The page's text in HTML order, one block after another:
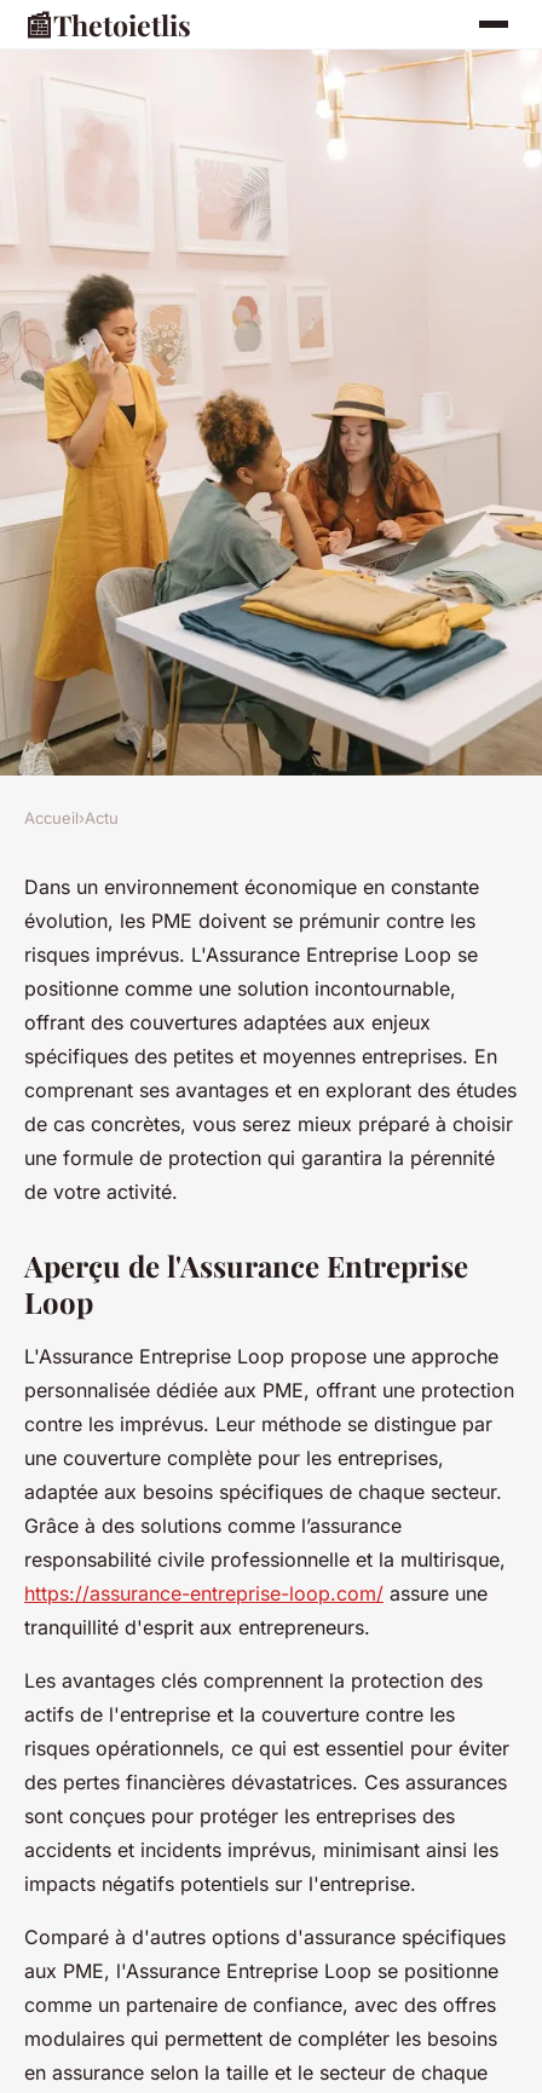
📰Thetoietlis
Assurance Entreprise Loop : le
guide incontournable pour les
PME
Théo•20 mars 2025•3 min de lecture
Accueil›Actu
Dans un environnement économique en constante
évolution, les PME doivent se prémunir contre les
risques imprévus. L'Assurance Entreprise Loop se
positionne comme une solution incontournable,
offrant des couvertures adaptées aux enjeux
spécifiques des petites et moyennes entreprises. En
comprenant ses avantages et en explorant des études
de cas concrètes, vous serez mieux préparé à choisir
une formule de protection qui garantira la pérennité
de votre activité.
Aperçu de l'Assurance Entreprise
Loop
L'Assurance Entreprise Loop propose une approche
personnalisée dédiée aux PME, offrant une protection
contre les imprévus. Leur méthode se distingue par
une couverture complète pour les entreprises,
adaptée aux besoins spécifiques de chaque secteur.
Grâce à des solutions comme l’assurance
responsabilité civile professionnelle et la multirisque,
https://assurance-entreprise-loop.com/ assure une
tranquillité d'esprit aux entrepreneurs.
Les avantages clés comprennent la protection des
actifs de l'entreprise et la couverture contre les
risques opérationnels, ce qui est essentiel pour éviter
des pertes financières dévastatrices. Ces assurances
sont conçues pour protéger les entreprises des
accidents et incidents imprévus, minimisant ainsi les
impacts négatifs potentiels sur l'entreprise.
Comparé à d'autres options d'assurance spécifiques
aux PME, l'Assurance Entreprise Loop se positionne
comme un partenaire de confiance, avec des offres
modulaires qui permettent de compléter les besoins
en assurance selon la taille et le secteur de chaque